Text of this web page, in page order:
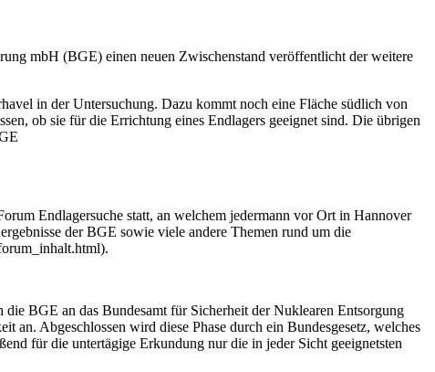
mbH (BGE) einen neuen Zwischenstand veröffentlicht der weitere
in der Untersuchung. Dazu kommt noch eine Fläche südlich von
ob sie für die Errichtung eines Endlagers geeignet sind. Die übrigen
Endlagersuche statt, an welchem jedermann vor Ort in Hannover
der BGE sowie viele andere Themen rund um die
BGE an das Bundesamt für Sicherheit der Nuklearen Entsorgung
Abgeschlossen wird diese Phase durch ein Bundesgesetz, welches
für die untertägige Erkundung nur die in jeder Sicht geeignetsten